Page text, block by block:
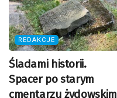
REDAKCJE
Śladami historii.
Spacer po starym
cmentarzu żydowskim